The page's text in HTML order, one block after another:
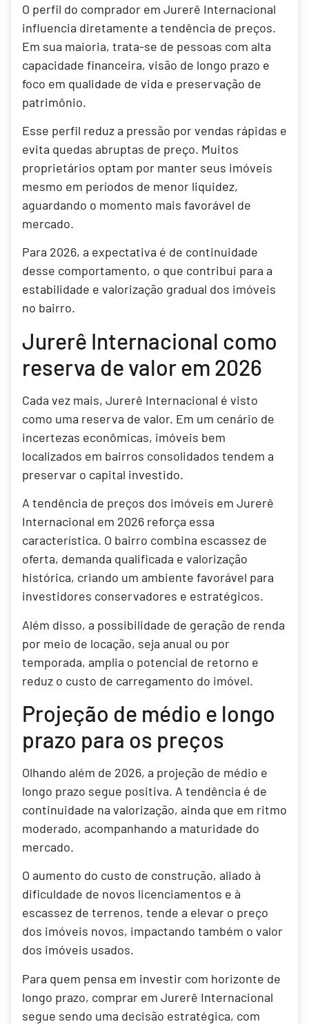
O perfil do comprador em Jurerê Internacional
influencia diretamente a tendência de preços.
Em sua maioria, trata-se de pessoas com alta
capacidade financeira, visão de longo prazo e
foco em qualidade de vida e preservação de
patrimônio.
Esse perfil reduz a pressão por vendas rápidas e
evita quedas abruptas de preço. Muitos
proprietários optam por manter seus imóveis
mesmo em períodos de menor liquidez,
aguardando o momento mais favorável de
mercado.
Para 2026, a expectativa é de continuidade
desse comportamento, o que contribui para a
estabilidade e valorização gradual dos imóveis
no bairro.
Jurerê Internacional como
reserva de valor em 2026
Cada vez mais, Jurerê Internacional é visto
como uma reserva de valor. Em um cenário de
incertezas econômicas, imóveis bem
localizados em bairros consolidados tendem a
preservar o capital investido.
A tendência de preços dos imóveis em Jurerê
Internacional em 2026 reforça essa
característica. O bairro combina escassez de
oferta, demanda qualificada e valorização
histórica, criando um ambiente favorável para
investidores conservadores e estratégicos.
Além disso, a possibilidade de geração de renda
por meio de locação, seja anual ou por
temporada, amplia o potencial de retorno e
reduz o custo de carregamento do imóvel.
Projeção de médio e longo
prazo para os preços
Olhando além de 2026, a projeção de médio e
longo prazo segue positiva. A tendência é de
continuidade na valorização, ainda que em ritmo
moderado, acompanhando a maturidade do
mercado.
O aumento do custo de construção, aliado à
dificuldade de novos licenciamentos e à
escassez de terrenos, tende a elevar o preço
dos imóveis novos, impactando também o valor
dos imóveis usados.
Para quem pensa em investir com horizonte de
longo prazo, comprar em Jurerê Internacional
segue sendo uma decisão estratégica, com